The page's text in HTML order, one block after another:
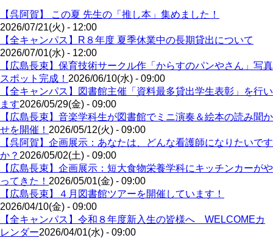
【呉阿賀】 この夏 先生の「推し本」集めました！
2026/07/21(火) - 12:00
【全キャンパス】R８年度 夏季休業中の長期貸出について
2026/07/01(水) - 12:00
【広島長束】保育技術サークル作「からすのパンやさん」写真
スポット完成！ 2026/06/10(水) - 09:00
【全キャンパス】図書館主催「資料最多貸出学生表彰」を行い
ます2026/05/29(金) - 09:00
【広島長束】音楽学科生が図書館でミニ演奏＆絵本の読み聞か
せを開催！ 2026/05/12(火) - 09:00
【呉阿賀】企画展示：あなたは、どんな看護師になりたいです
か？ 2026/05/02(土) - 09:00
【広島長束】企画展示：短大食物栄養学科にキッチンカーがや
ってきた！ 2026/05/01(金) - 09:00
【広島長束】４月図書館ツアーを開催しています！
2026/04/10(金) - 09:00
【全キャンパス】令和８年度新入生の皆様へ WELCOMEカ
レンダー2026/04/01(水) - 09:00